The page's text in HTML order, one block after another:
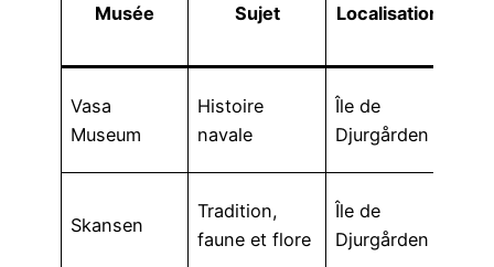
Musée Sujet Localisation
Vasa
Museum
Histoire
navale
Île de
Djurgården
Skansen
Tradition,
faune et flore
Île de
Djurgården